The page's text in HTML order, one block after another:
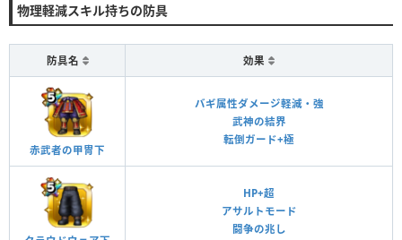
物理軽減スキル持ちの防具
防具名 効果
赤武者の甲冑下
バギ属性ダメージ軽減・強
武神の結界
転倒ガード+極
HP+超
アサルトモード
闘争の兆し